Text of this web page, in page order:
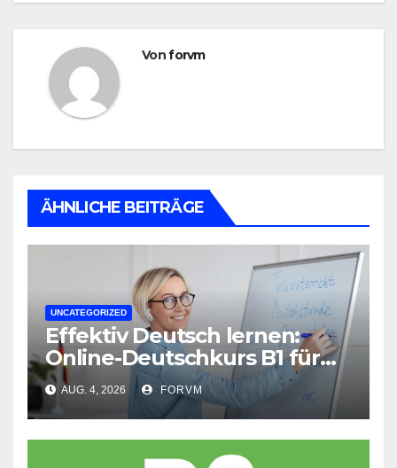
Vonforvm
ÄHNLICHE BEITRÄGE
UNCATEGORIZED
Effektiv Deutsch lernen:
Online-Deutschkurs B1 für
flexible Lernerfolge
AUG. 4, 2026 FORVM